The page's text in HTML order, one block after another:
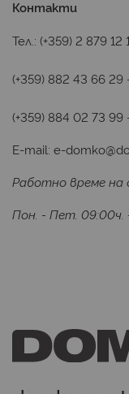
Контакти
Тел.: (+359) 2 879 12
(+359) 882 43 66 29
(+359) 884 02 73 99
E-mail: e-
Работно време на
Пон. - Пет. 09:00ч.